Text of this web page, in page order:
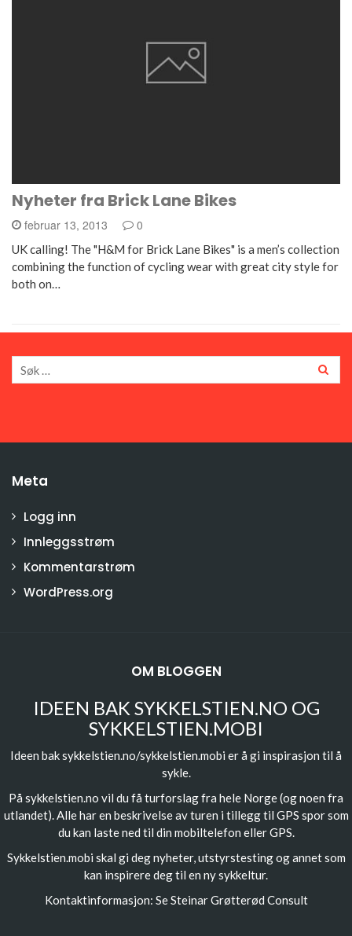
Nyheter fra Brick Lane Bikes
februar 13, 2013 0
UK calling! The "H&M for Brick Lane Bikes" is a men’s collection
combining the function of cycling wear with great city style for
both on…
Meta
Logg inn
Innleggsstrøm
Kommentarstrøm
WordPress.org
OM BLOGGEN
IDEEN BAK SYKKELSTIEN.NO OG
SYKKELSTIEN.MOBI
Ideen bak sykkelstien.no/sykkelstien.mobi er å gi inspirasjon til å
sykle.
På sykkelstien.no vil du få turforslag fra hele Norge (og noen fra
utlandet). Alle har en beskrivelse av turen i tillegg til GPS spor som
du kan laste ned til din mobiltelefon eller GPS.
Sykkelstien.mobi skal gi deg nyheter, utstyrstesting og annet som
kan inspirere deg til en ny sykkeltur.
Kontaktinformasjon: SeSteinar Grøtterød Consult